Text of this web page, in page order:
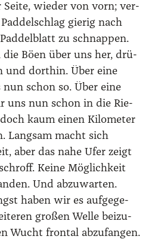
Sei­te, wie­der von vorn; ver­
gie­rig nach
zu schnap­pen.
die Böen über uns her, drü­
und dort­hin. Über eine
schon so. Über eine
uns nun schon in die Rie­
kaum einen Kilo­me­ter
Lang­sam macht sich
aber das nahe Ufer zeigt
Kei­ne Mög­lich­keit
Und abzu­war­ten.
haben wir es auf­ge­ge­
gro­ßen Wel­le bei­zu­
Wucht fron­tal abzu­fan­gen.